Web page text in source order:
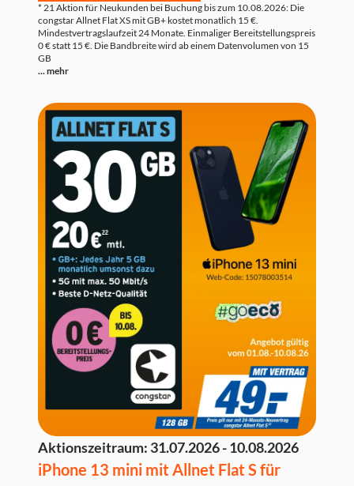
* 21 Aktion für Neukunden bei Buchung bis zum 10.08.2026: Die
congstar Allnet Flat XS mit GB+ kostet monatlich 15 €.
Mindestvertragslaufzeit 24 Monate. Einmaliger Bereitstellungspreis
0 € statt 15 €. Die Bandbreite wird ab einem Datenvolumen von 15
GB
... mehr
Aktionszeitraum: 31.07.2026 - 10.08.2026
iPhone 13 mini mit Allnet Flat S für